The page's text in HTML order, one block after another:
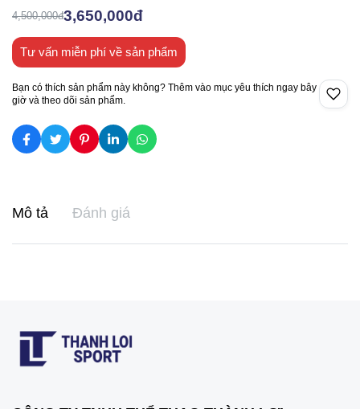
4,500,000đ3,650,000đ
Tư vấn miễn phí về sản phẩm
Bạn có thích sản phẩm này không? Thêm vào mục yêu thích ngay bây
giờ và theo dõi sản phẩm.
Mô tả Đánh giá